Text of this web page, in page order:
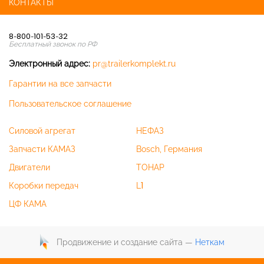
КОНТАКТЫ
8-800-101-53-32
Бесплатный звонок по РФ
Электронный адрес: pr@trailerkomplekt.ru
Гарантии на все запчасти
Пользовательское соглашение
Силовой агрегат
Запчасти КАМАЗ
Двигатели
Коробки передач
ЦФ КАМА
НЕФАЗ
Bosch, Германия
ТОНАР
L1
Продвижение и создание сайта — Неткам